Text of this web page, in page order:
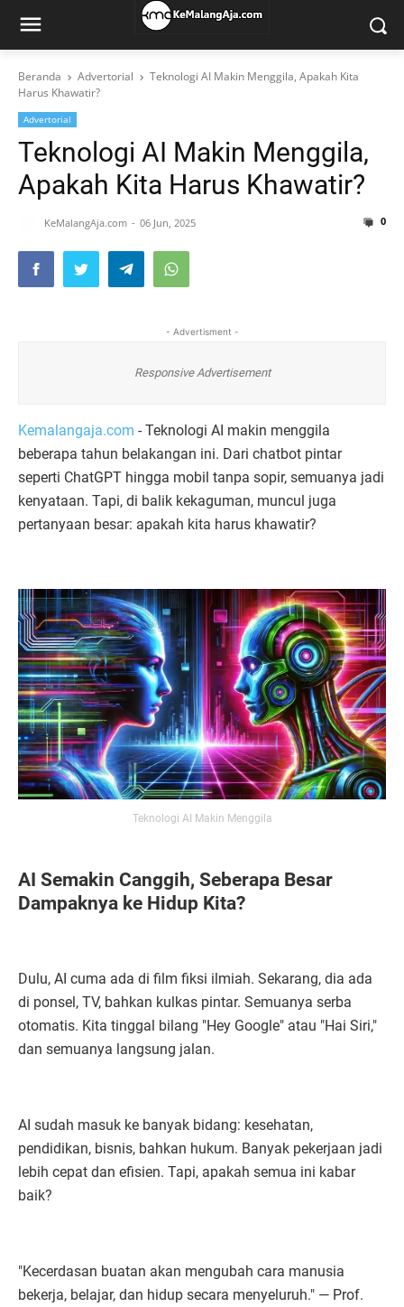
Beranda Advertorial
Teknologi AI Makin Menggila, Apakah Kita
Harus Khawatir?
Advertorial
Teknologi AI Makin Menggila,
Apakah Kita Harus Khawatir?
KeMalangAja.com 06 Jun, 2025 0
- Advertisment -
Responsive Advertisement
Kemalangaja.com - Teknologi AI makin menggila
beberapa tahun belakangan ini. Dari chatbot pintar
seperti ChatGPT hingga mobil tanpa sopir, semuanya jadi
kenyataan. Tapi, di balik kekaguman, muncul juga
pertanyaan besar: apakah kita harus khawatir?
Teknologi AI Makin Menggila
AI Semakin Canggih, Seberapa Besar
Dampaknya ke Hidup Kita?
Dulu, AI cuma ada di film fiksi ilmiah. Sekarang, dia ada
di ponsel, TV, bahkan kulkas pintar. Semuanya serba
otomatis. Kita tinggal bilang "Hey Google" atau "Hai Siri,"
dan semuanya langsung jalan.
AI sudah masuk ke banyak bidang: kesehatan,
pendidikan, bisnis, bahkan hukum. Banyak pekerjaan jadi
lebih cepat dan efisien. Tapi, apakah semua ini kabar
baik?
"Kecerdasan buatan akan mengubah cara manusia
bekerja, belajar, dan hidup secara menyeluruh." — Prof.